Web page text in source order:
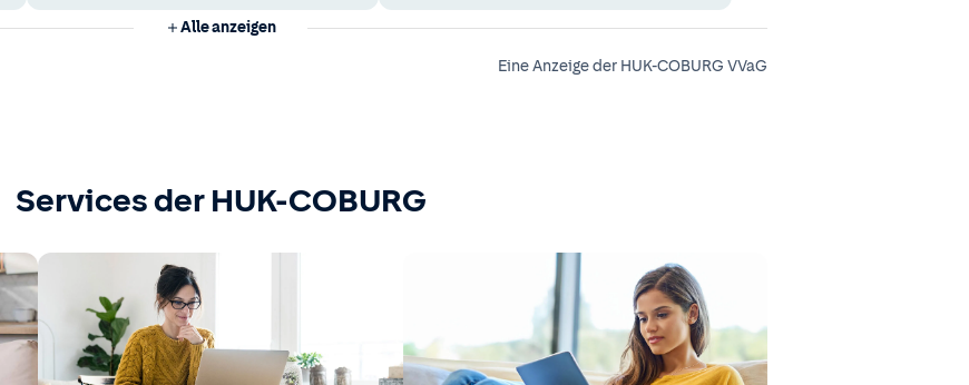
Alle anzeigen
Eine Anzeige der HUK-COBURG VVaG
Services der HUK-COBURG